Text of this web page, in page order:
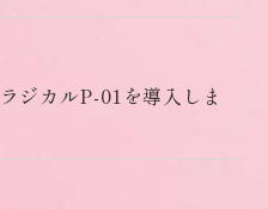
ジカルP-01を導入しま